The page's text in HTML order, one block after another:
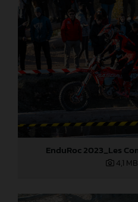
EnduRoc 2023_Les
4,1 MB